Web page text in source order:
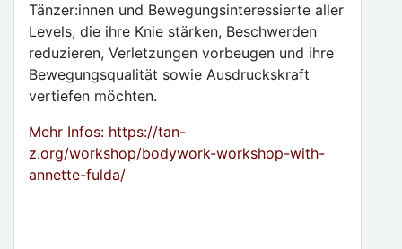
Tänzer:innen und Bewegungsinteressierte aller
Levels, die ihre Knie stärken, Beschwerden
reduzieren, Verletzungen vorbeugen und ihre
Bewegungsqualität sowie Ausdruckskraft
vertiefen möchten.
Mehr Infos: https://tan-
z.org/workshop/bodywork-workshop-with-
annette-fulda/